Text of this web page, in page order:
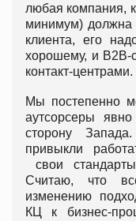
любая компания,
минимум) должна
клиента, его
хорошему, и B2B-
контакт-центрами.
Мы постепенно
аутсорсеры
сторону
привыкли
свои
Считаю, что
изменению
КЦ к бизнес-